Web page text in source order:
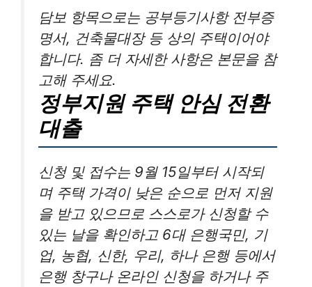
담보 항목으로는 공부등기사항 전부증
명서, 건축물대장 등 상의 주택이어야
합니다. 좀 더 자세한 사항은 본문을 참
고해 주세요.
정부지원 주택 안심 전환
대출
신청 및 접수는 9월 15일부터 시작되
며 주택 가격이 낮은 순으로 먼저 지원
을 받고 있으므로 스스로가 신청할 수
있는 날을 확인하고 6대 은행국민, 기
업, 농협, 신한, 우리, 하나 은행 등에서
은행 창구나 온라인 신청을 하거나 주